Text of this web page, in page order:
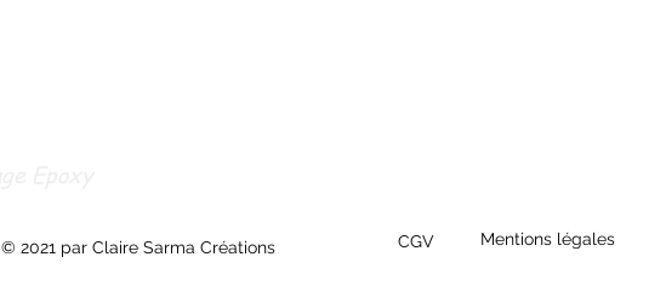
CGV Mentions légales
© 2021 par Claire Sarma Créations